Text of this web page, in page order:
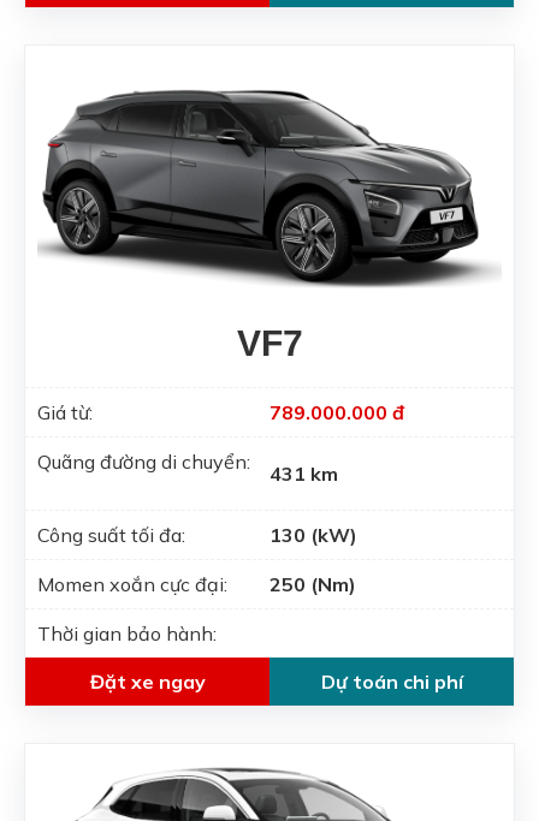
VF7
Giá từ: 789.000.000 đ
Quãng đường di chuyển: 431 km
Công suất tối đa: 130 (kW)
Momen xoắn cực đại: 250 (Nm)
Thời gian bảo hành:
Đặt xe ngay
Dự toán chi phí